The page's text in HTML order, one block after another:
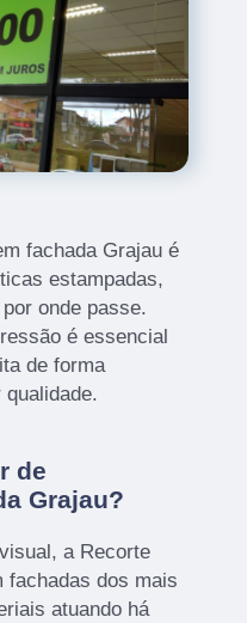
fachada Grajau é
estampadas,
onde passe.
é essencial
de forma
qualidade.
de
Grajau?
a Recorte
fachadas dos mais
atuando há